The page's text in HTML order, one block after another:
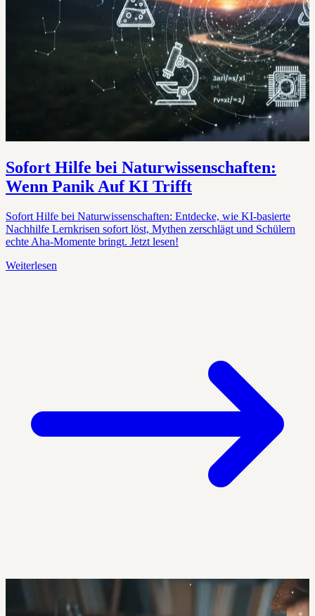
Sofort Hilfe bei Naturwissenschaften:
Wenn Panik Auf KI Trifft
Sofort Hilfe bei Naturwissenschaften: Entdecke, wie KI-basierte
Nachhilfe Lernkrisen sofort löst, Mythen zerschlägt und Schülern
echte Aha-Momente bringt. Jetzt lesen!
Weiterlesen